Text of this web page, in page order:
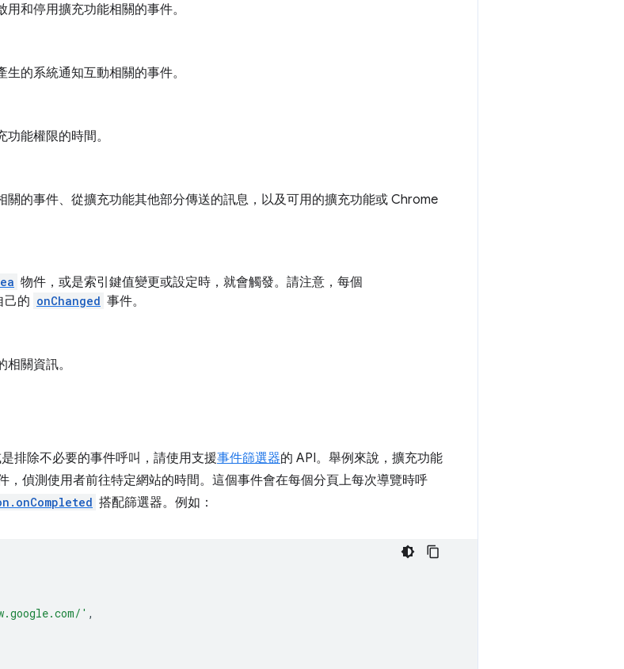
和停用擴充功能相關的事件。
的系統通知互動相關的事件。
能權限的時間。
關的事件、從擴充功能其他部分傳送的訊息，以及可用的擴充功能或 Chrome
物件，或是索引鍵值變更或設定時，就會觸發。請注意，每個
己的 onChanged 事件。
關資訊。
排除不必要的事件呼叫，請使用支援事件篩選器的 API。舉例來說，擴充功能
，偵測使用者前往特定網站的時間。這個事件會在每個分頁上每次導覽時呼
搭配篩選器。例如：
' ,